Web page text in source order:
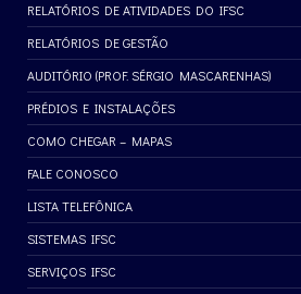
RELATÓRIOS DE ATIVIDADES DO IFSC
RELATÓRIOS DE GESTÃO
AUDITÓRIO (PROF. SÉRGIO MASCARENHAS)
PRÉDIOS E INSTALAÇÕES
COMO CHEGAR – MAPAS
FALE CONOSCO
LISTA TELEFÔNICA
SISTEMAS IFSC
SERVIÇOS IFSC